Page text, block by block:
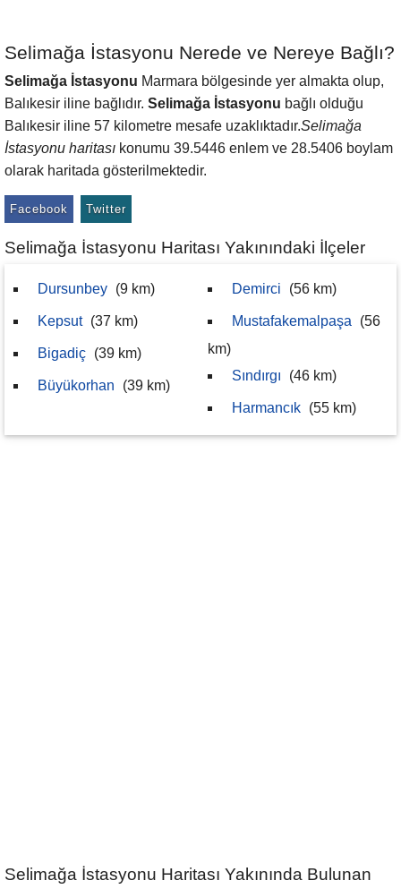
Selimağa İstasyonu Nerede ve Nereye Bağlı?
Selimağa İstasyonu Marmara bölgesinde yer almakta olup,
Balıkesir iline bağlıdır. Selimağa İstasyonu bağlı olduğu
Balıkesir iline 57 kilometre mesafe uzaklıktadır.Selimağa
İstasyonu haritası konumu 39.5446 enlem ve 28.5406 boylam
olarak haritada gösterilmektedir.
Facebook Twitter
Selimağa İstasyonu Haritası Yakınındaki İlçeler
Dursunbey (9 km)
Kepsut (37 km)
Bigadiç (39 km)
Büyükorhan (39 km)
Demirci (56 km)
Mustafakemalpaşa
(56
km)
Sındırgı
(46 km)
Harmancık (55 km)
Selimağa İstasyonu Haritası Yakınında Bulunan